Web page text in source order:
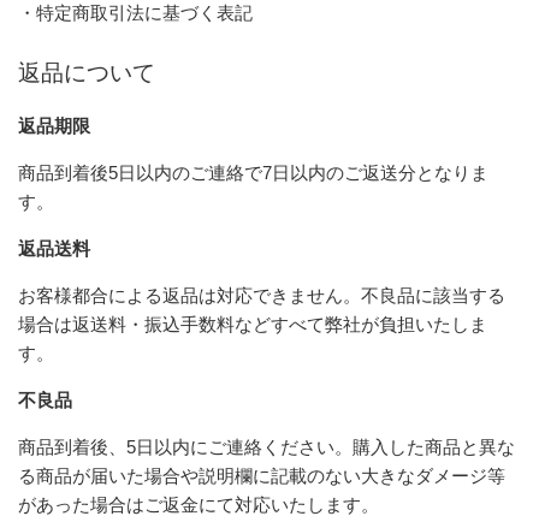
・特定商取引法に基づく表記
返品について
返品期限
商品到着後5日以内のご連絡で7日以内のご返送分となりま
す。
返品送料
お客様都合による返品は対応できません。不良品に該当する
場合は返送料・振込手数料などすべて弊社が負担いたしま
す。
不良品
商品到着後、5日以内にご連絡ください。購入した商品と異な
る商品が届いた場合や説明欄に記載のない大きなダメージ等
があった場合はご返金にて対応いたします。